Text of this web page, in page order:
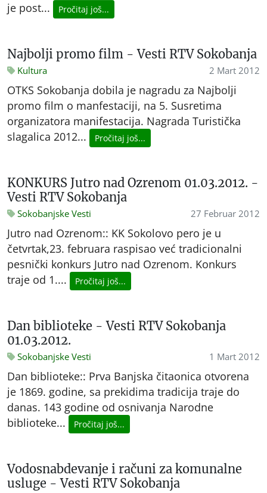
je post...
Pročitaj još...
Najbolji promo film - Vesti RTV Sokobanja
Kultura 2 Mart 2012
OTKS Sokobanja dobila je nagradu za Najbolji
promo film o manfestaciji, na 5. Susretima
organizatora manifestacija. Nagrada Turistička
slagalica 2012...
Pročitaj još...
KONKURS Jutro nad Ozrenom 01.03.2012. -
Vesti RTV Sokobanja
Sokobanjske Vesti 27 Februar 2012
Jutro nad Ozrenom:: KK Sokolovo pero je u
četvrtak,23. februara raspisao već tradicionalni
pesnički konkurs Jutro nad Ozrenom. Konkurs
traje od 1....
Pročitaj još...
Dan biblioteke - Vesti RTV Sokobanja
01.03.2012.
Sokobanjske Vesti 1 Mart 2012
Dan biblioteke:: Prva Banjska čitaonica otvorena
je 1869. godine, sa prekidima tradicija traje do
danas. 143 godine od osnivanja Narodne
biblioteke...
Pročitaj još...
Vodosnabdevanje i računi za komunalne
usluge - Vesti RTV Sokobanja